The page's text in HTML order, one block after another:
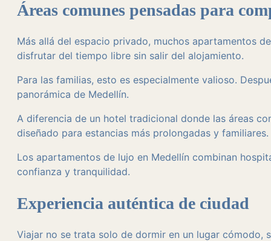
Áreas comunes pensadas para
Más allá del espacio privado, muchos apartamentos
disfrutar del tiempo libre sin salir del alojamiento.
Para las familias, esto es especialmente valioso.
panorámica de Medellín.
A diferencia de un hotel tradicional donde las áreas
diseñado para estancias más prolongadas y familiares.
Los apartamentos de lujo en Medellín combinan
confianza y tranquilidad.
Experiencia auténtica de ciudad
Viajar no se trata solo de dormir en un lugar cómodo,